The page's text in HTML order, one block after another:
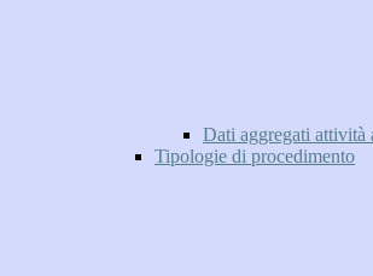
Dati aggregati attività
Tipologie di procedimento